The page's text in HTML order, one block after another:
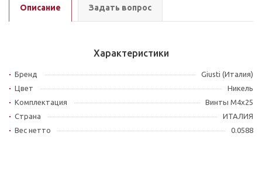
Описание Задать вопрос
Характеристики
Бренд
Giusti (Италия)
Цвет
Никель
Комплектация
Винты M4x25
Страна
ИТАЛИЯ
Вес нетто
0.0588